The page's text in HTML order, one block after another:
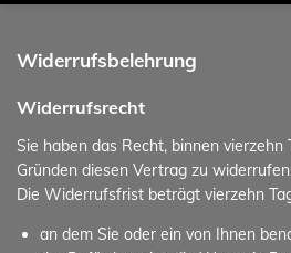
Widerrufsbelehrung
Widerrufsrecht
Sie haben das Recht, binnen vierzehn
Gründen diesen Vertrag zu
Die Widerrufsfrist beträgt vierzehn
an dem Sie oder ein von Ihnen